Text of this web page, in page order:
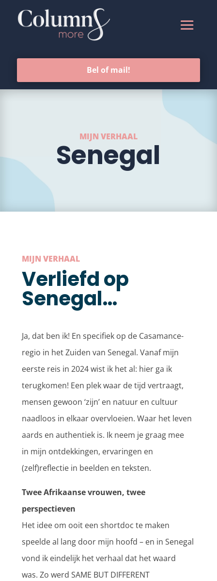
Bel of mail!
MIJN VERHAAL
Senegal
MIJN VERHAAL
Verliefd op
Senegal…
Ja, dat ben ik! En specifiek op de Casamance-
regio in het Zuiden van Senegal. Vanaf mijn
eerste reis in 2024 wist ik hetal: hier ga ik
terugkomen! Een plek waar de tijd vertraagt,
mensen gewoon ‘zijn’ en natuur en cultuur
naadloos in elkaar overvloeien. Waar het leven
aards en authentiek is. Ik neem je graag mee
in mijn ontdekkingen, ervaringen en
(zelf)reflectie in beelden en teksten.
Twee Afrikaanse vrouwen, twee
perspectieven
Het idee om ooit een shortdoc te maken
speelde al lang door mijn hoofd – en in Senegal
vond ik eindelijk het verhaal dat het waard
was. Zo werd SAME BUT DIFFERENT